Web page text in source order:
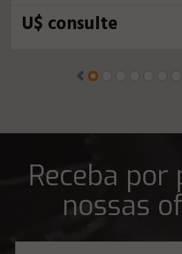
U$ consulte
Receba
nossas